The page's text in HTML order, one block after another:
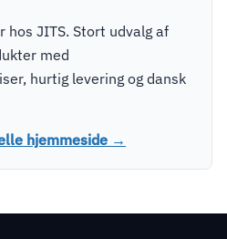
hos JITS. Stort udvalg af
med
hurtig levering og dansk
hjemmeside →